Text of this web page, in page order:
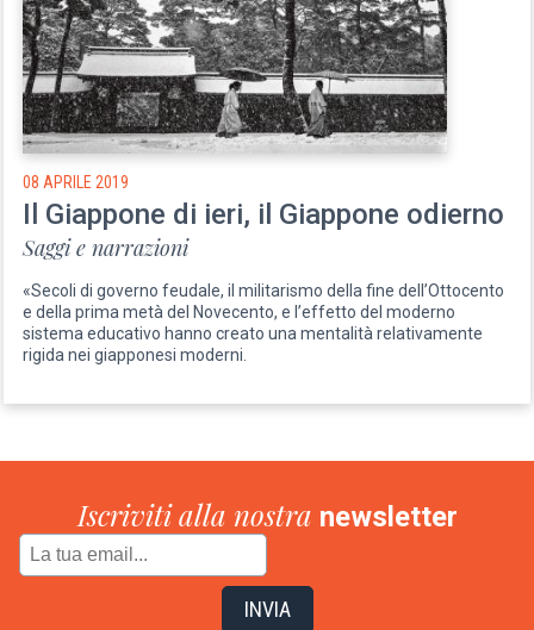
08 APRILE 2019
Il Giappone di ieri, il Giappone odierno
Saggi e narrazioni
«Secoli di governo feudale, il militarismo della fine dell’Ottocento
e della prima metà del Novecento, e l’effetto del moderno
sistema educativo hanno creato una mentalità relativamente
rigida nei giapponesi moderni.
Iscriviti alla nostra newsletter